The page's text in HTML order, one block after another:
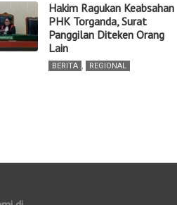
Hakim Ragukan Keabsahan
PHK Torganda, Surat
Panggilan Diteken Orang
Lain
BERITA , REGIONAL